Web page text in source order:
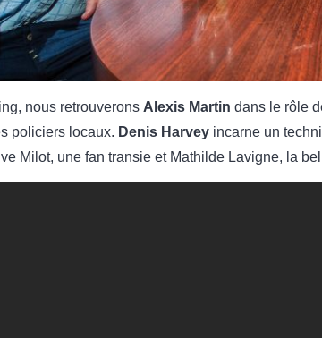
nous retrouverons Alexis Martin dans le rôle
policiers locaux. Denis Harvey incarne un
Milot, une fan transie et Mathilde Lavigne, la